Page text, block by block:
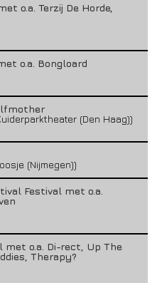
o.a. Terzij De Horde,
o.a. Bongloard
(Den Haag))
(Nijmegen))
Festival met o.a.
met o.a. Di-rect, Up The
Therapy?